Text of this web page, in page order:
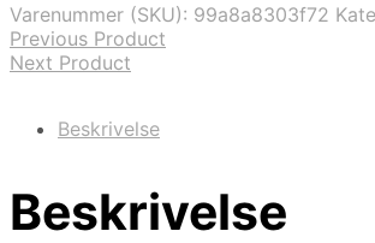
Varenummer (SKU): 99a8a8303f72
Previous Product
Next Product
Beskrivelse
Beskrivelse